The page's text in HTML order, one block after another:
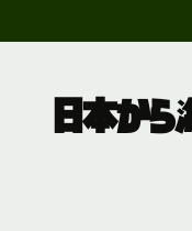
日本か